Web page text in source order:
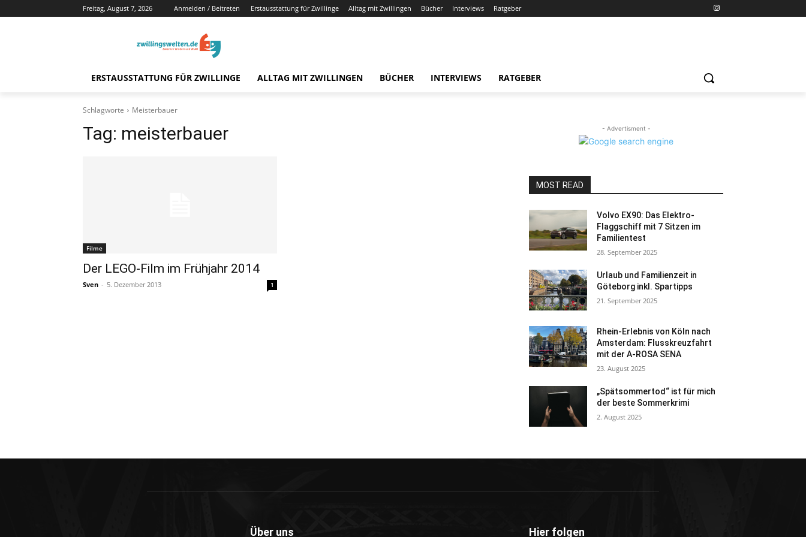
Freitag, August 7, 2026 Anmelden / Beitreten Erstausstattung für Zwillinge Alltag mit Zwillingen Bücher Interviews Ratgeber
ERSTAUSSTATTUNG FÜR ZWILLINGE ALLTAG MIT ZWILLINGEN BÜCHER INTERVIEWS RATGEBER
Schlagworte Meisterbauer
Tag: meisterbauer
Filme
Der LEGO-Film im Frühjahr 2014
Sven - 5. Dezember 2013 1
- Advertisment -
MOST READ
Volvo EX90: Das Elektro-
Flaggschiff mit 7 Sitzen im
Familientest
28. September 2025
Urlaub und Familienzeit in
Göteborg inkl. Spartipps
21. September 2025
Rhein-Erlebnis von Köln nach
Amsterdam: Flusskreuzfahrt
mit der A-ROSA SENA
23. August 2025
„Spätsommertod“ ist für mich
der beste Sommerkrimi
2. August 2025
Über uns Hier folgen